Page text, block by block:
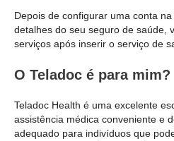
Depois de configurar uma conta
detalhes do seu seguro de saúde,
serviços após inserir o serviço de
O Teladoc é para mim?
Teladoc Health é uma excelente
assistência médica conveniente e
adequado para indivíduos que